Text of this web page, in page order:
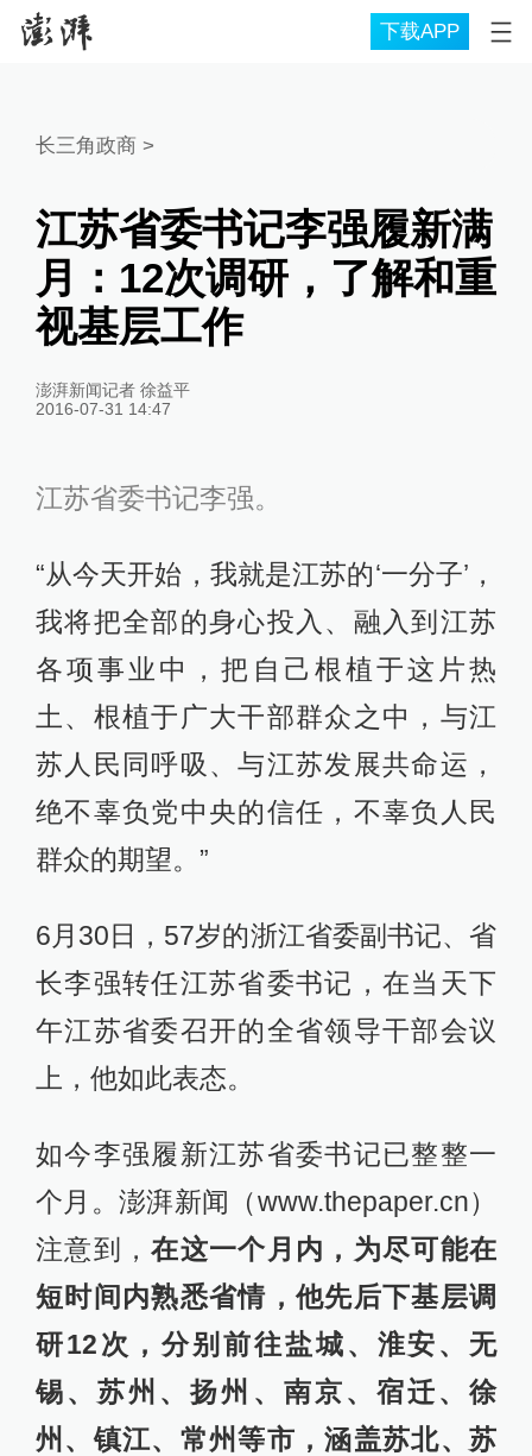
下载APP
长三角政商 >
江苏省委书记李强履新满
月：12次调研，了解和重
视基层工作
澎湃新闻记者 徐益平
2016-07-31 14:47
江苏省委书记李强。
“从今天开始，我就是江苏的‘一分子’，
我将把全部的身心投入、融入到江苏
各项事业中，把自己根植于这片热
土、根植于广大干部群众之中，与江
苏人民同呼吸、与江苏发展共命运，
绝不辜负党中央的信任，不辜负人民
群众的期望。”
6月30日，57岁的浙江省委副书记、省
长李强转任江苏省委书记，在当天下
午江苏省委召开的全省领导干部会议
上，他如此表态。
如今李强履新江苏省委书记已整整一
个月。澎湃新闻（www.thepaper.cn）
注意到，在这一个月内，为尽可能在
短时间内熟悉省情，他先后下基层调
研12次，分别前往盐城、淮安、无
锡、苏州、扬州、南京、宿迁、徐
州、镇江、常州等市，涵盖苏北、苏